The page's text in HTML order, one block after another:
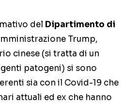
del Dipartimento di
Trump,
cinese (si tratta di un
patogeni) si sono
sia con il Covid-19 che
attuali ed ex che hanno